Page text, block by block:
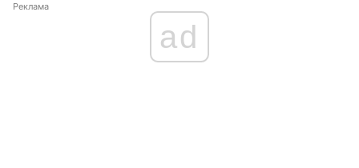
Реклама
ad